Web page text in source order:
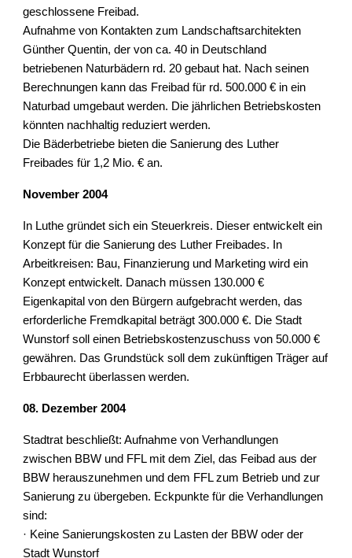
geschlossene Freibad.
Aufnahme von Kontakten zum Landschaftsarchitekten
Günther Quentin, der von ca. 40 in Deutschland
betriebenen Naturbädern rd. 20 gebaut hat. Nach seinen
Berechnungen kann das Freibad für rd. 500.000 € in ein
Naturbad umgebaut werden. Die jährlichen Betriebskosten
könnten nachhaltig reduziert werden.
Die Bäderbetriebe bieten die Sanierung des Luther
Freibades für 1,2 Mio. € an.
November 2004
In Luthe gründet sich ein Steuerkreis. Dieser entwickelt ein
Konzept für die Sanierung des Luther Freibades. In
Arbeitkreisen: Bau, Finanzierung und Marketing wird ein
Konzept entwickelt. Danach müssen 130.000 €
Eigenkapital von den Bürgern aufgebracht werden, das
erforderliche Fremdkapital beträgt 300.000 €. Die Stadt
Wunstorf soll einen Betriebskostenzuschuss von 50.000 €
gewähren. Das Grundstück soll dem zukünftigen Träger auf
Erbbaurecht überlassen werden.
08. Dezember 2004
Stadtrat beschließt: Aufnahme von Verhandlungen
zwischen BBW und FFL mit dem Ziel, das Feibad aus der
BBW herauszunehmen und dem FFL zum Betrieb und zur
Sanierung zu übergeben. Eckpunkte für die Verhandlungen
sind:
· Keine Sanierungskosten zu Lasten der BBW oder der
Stadt Wunstorf